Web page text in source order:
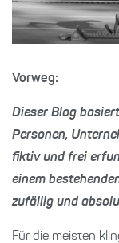
Vorweg:
Dieser Blog
Personen,
fiktiv und frei
einem
zufällig und
Für die meisten